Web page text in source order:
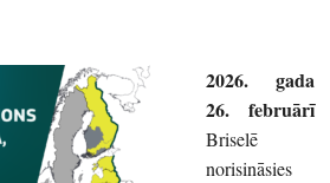
2026. gada
26. februārī
Briselē
norisināsies